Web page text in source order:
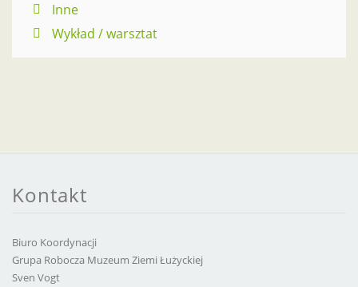
Inne
Wykład / warsztat
Kontakt
Biuro Koordynacji
Grupa Robocza Muzeum Ziemi Łużyckiej
Sven Vogt